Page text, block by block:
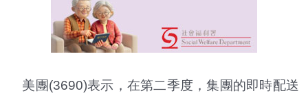
美團(3690)表示，在第二季度，集團的即時配送